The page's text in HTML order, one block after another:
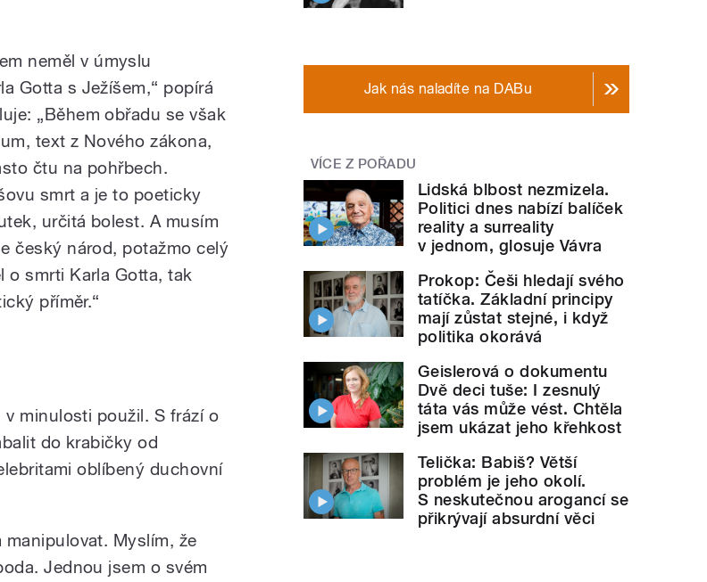
neměl v úmyslu
Gotta s Ježíšem,“ popírá
„Během obřadu se však
text z Nového zákona,
čtu na pohřbech.
smrt a je to poeticky
určitá bolest. A musím
český národ, potažmo celý
o smrti Karla Gotta, tak
příměr.“
minulosti použil. S frází o
do krabičky od
oblíbený duchovní
Myslím, že
Jednou jsem o svém
Jak nás naladíte na DABu
VÍCE Z POŘADU
Lidská blbost nezmizela.
Politici dnes nabízí balíček
reality a surreality
v jednom, glosuje Vávra
Prokop: Češi hledají svého
tatíčka. Základní principy
mají zůstat stejné, i když
politika okorává
Geislerová o dokumentu
Dvě deci tuše: I zesnulý
táta vás může vést. Chtěla
jsem ukázat jeho křehkost
Telička: Babiš? Větší
problém je jeho okolí.
S neskutečnou arogancí se
přikrývají absurdní věci